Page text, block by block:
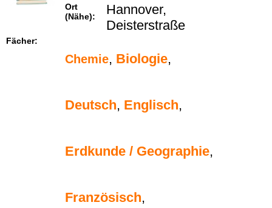
Ort
(Nähe):
Hannover,
Deisterstraße
Fächer:
Chemie, Biologie,
Deutsch, Englisch,
Erdkunde / Geographie,
Französisch,